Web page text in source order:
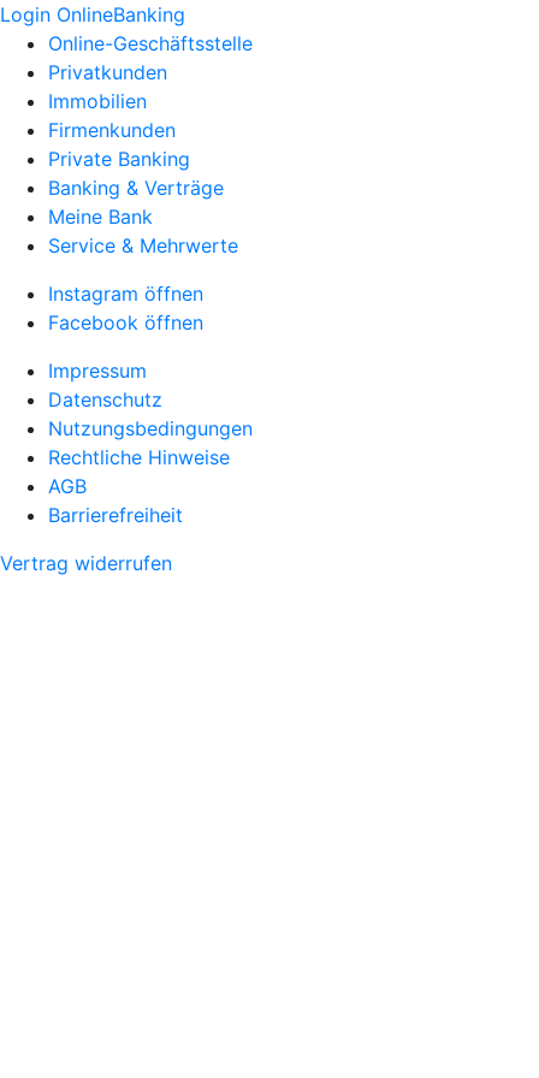
Login OnlineBanking
Online-Geschäftsstelle
Privatkunden
Immobilien
Firmenkunden
Private Banking
Banking & Verträge
Meine Bank
Service & Mehrwerte
Instagram öffnen
Facebook öffnen
Impressum
Datenschutz
Nutzungsbedingungen
Rechtliche Hinweise
AGB
Barrierefreiheit
Vertrag widerrufen